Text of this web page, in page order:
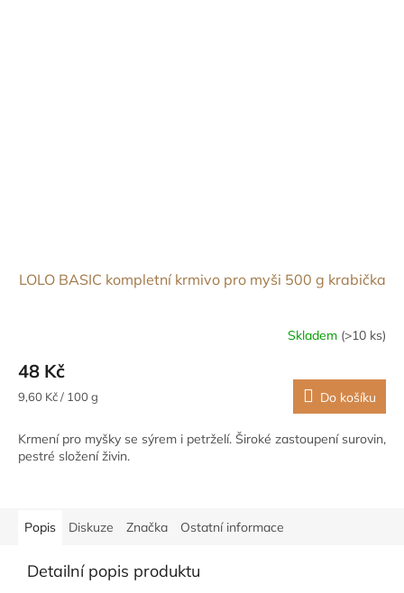
LOLO BASIC kompletní krmivo pro myši 500 g krabička
Skladem (>10 ks)
48 Kč
Měrná
9,60 Kč / 100 g Do košíku
Krmení pro myšky se sýrem i petrželí. Široké zastoupení surovin,
pestré složení živin.
Popis Diskuze Značka Ostatní informace
Detailní popis produktu